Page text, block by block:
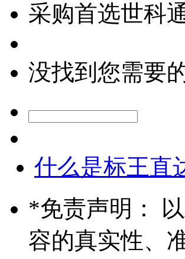
采购首选世科
没找到您需要
什么是标王直
*免责声明：
容的真实性、